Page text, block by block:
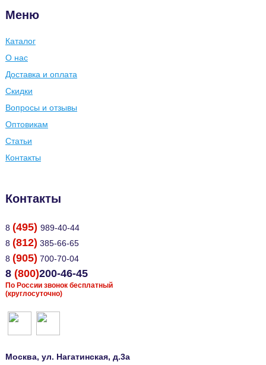
Меню
Каталог
О нас
Доставка и оплата
Скидки
Вопросы и отзывы
Оптовикам
Статьи
Контакты
Контакты
8 (495) 989-40-44
8 (812) 385-66-65
8 (905) 700-70-04
8 (800)200-46-45
По России звонок бесплатный
(круглосуточно)
Москва, ул. Нагатинская, д.3а